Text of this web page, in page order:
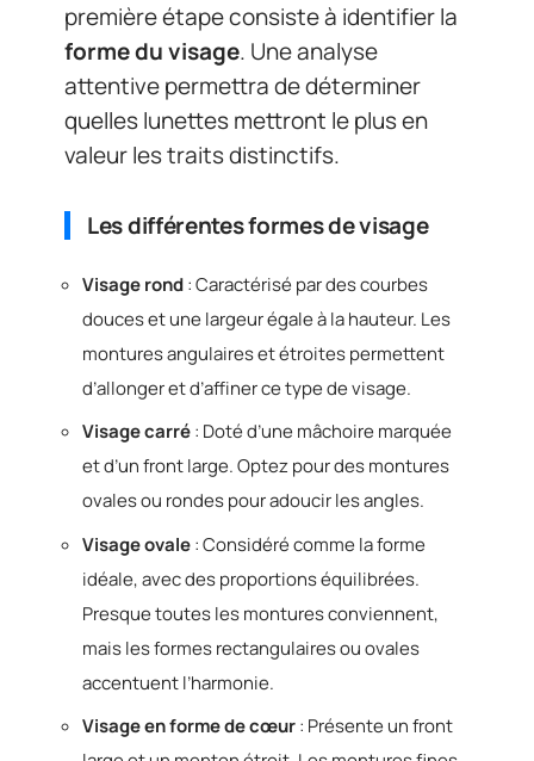
première étape consiste à identifier la
forme du visage. Une analyse
attentive permettra de déterminer
quelles lunettes mettront le plus en
valeur les traits distinctifs.
Les différentes formes de visage
Visage rond: Caractérisé par des courbes
douces et une largeur égale à la hauteur. Les
montures angulaires et étroites permettent
d’allonger et d’affiner ce type de visage.
Visage carré: Doté d’une mâchoire marquée
et d’un front large. Optez pour des montures
ovales ou rondes pour adoucir les angles.
Visage ovale: Considéré comme la forme
idéale, avec des proportions équilibrées.
Presque toutes les montures conviennent,
mais les formes rectangulaires ou ovales
accentuent l’harmonie.
Visage en forme de cœur: Présente un front